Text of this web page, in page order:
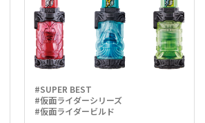
#SUPER BEST
#仮面ライダーシリーズ
#仮面ライダービルド